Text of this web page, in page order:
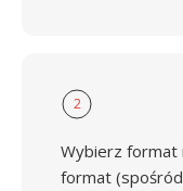
2
Wybierz format
format